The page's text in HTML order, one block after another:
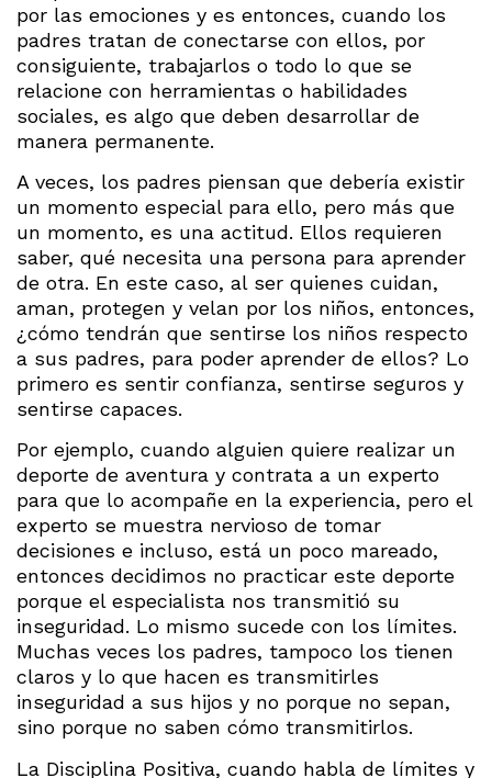
por las emociones y es entonces, cuando los
padres tratan de conectarse con ellos, por
consiguiente, trabajarlos o todo lo que se
relacione con herramientas o habilidades
sociales, es algo que deben desarrollar de
manera permanente.
A veces, los padres piensan que debería existir
un momento especial para ello, pero más que
un momento, es una actitud. Ellos requieren
saber, qué necesita una persona para aprender
de otra. En este caso, al ser quienes cuidan,
aman, protegen y velan por los niños, entonces,
¿cómo tendrán que sentirse los niños respecto
a sus padres, para poder aprender de ellos? Lo
primero es sentir confianza, sentirse seguros y
sentirse capaces.
Por ejemplo, cuando alguien quiere realizar un
deporte de aventura y contrata a un experto
para que lo acompañe en la experiencia, pero el
experto se muestra nervioso de tomar
decisiones e incluso, está un poco mareado,
entonces decidimos no practicar este deporte
porque el especialista nos transmitió su
inseguridad. Lo mismo sucede con los límites.
Muchas veces los padres, tampoco los tienen
claros y lo que hacen es transmitirles
inseguridad a sus hijos y no porque no sepan,
sino porque no saben cómo transmitirlos.
La Disciplina Positiva, cuando habla de límites y